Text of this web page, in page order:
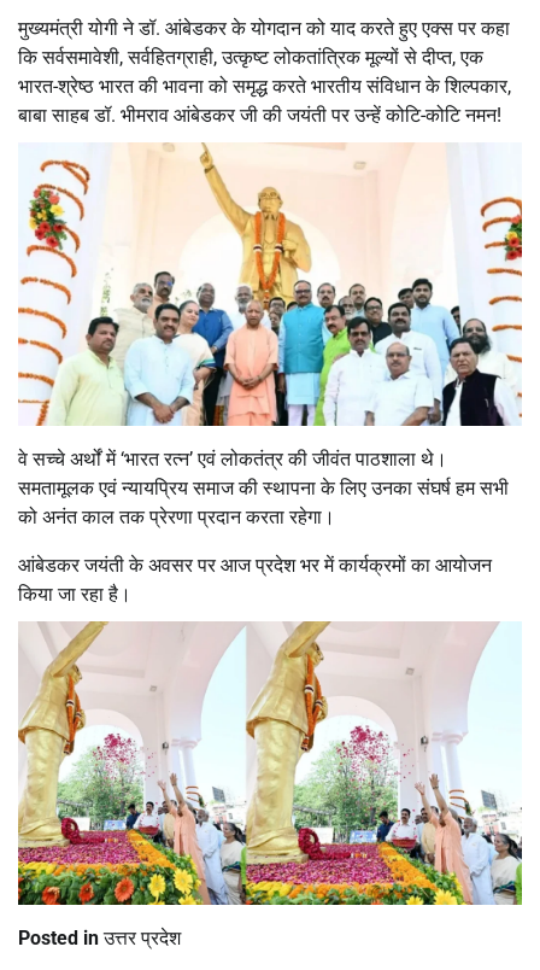
मुख्यमंत्री योगी ने डॉ. आंबेडकर के योगदान को याद करते हुए एक्स पर कहा
कि सर्वसमावेशी, सर्वहितग्राही, उत्कृष्ट लोकतांत्रिक मूल्यों से दीप्त, एक
भारत-श्रेष्ठ भारत की भावना को समृद्ध करते भारतीय संविधान के शिल्पकार,
बाबा साहब डॉ. भीमराव आंबेडकर जी की जयंती पर उन्हें कोटि-कोटि नमन!
वे सच्चे अर्थों में ‘भारत रत्न’ एवं लोकतंत्र की जीवंत पाठशाला थे।
समतामूलक एवं न्यायप्रिय समाज की स्थापना के लिए उनका संघर्ष हम सभी
को अनंत काल तक प्रेरणा प्रदान करता रहेगा।
आंबेडकर जयंती के अवसर पर आज प्रदेश भर में कार्यक्रमों का आयोजन
किया जा रहा है।
Posted inउत्तर प्रदेश